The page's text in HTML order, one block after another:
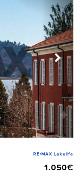
RE/MAX Lakelife
1.050€